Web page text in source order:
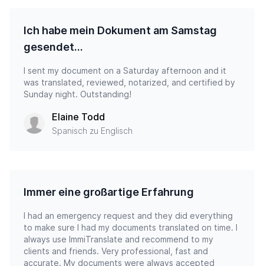
Ich habe mein Dokument am Samstag
gesendet…
I sent my document on a Saturday afternoon and it
was translated, reviewed, notarized, and certified by
Sunday night. Outstanding!
Elaine Todd
Spanisch zu Englisch
Immer eine großartige Erfahrung
I had an emergency request and they did everything
to make sure I had my documents translated on time. I
always use ImmiTranslate and recommend to my
clients and friends. Very professional, fast and
accurate. My documents were always accepted